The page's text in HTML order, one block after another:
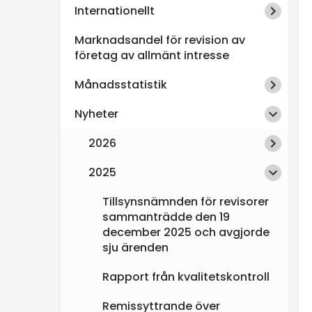
n
p
Internationellt
Marknadsandel för revision av
företag av allmänt intresse
Månadsstatistik
Nyheter
2026
2025
Tillsynsnämnden för revisorer
sammanträdde den 19
december 2025 och avgjorde
sju ärenden
Rapport från kvalitetskontroll
Remissyttrande över